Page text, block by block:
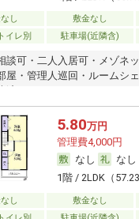
し 敷金なし
イレ別
駐車場(近隣含)
談可・二人入居可・メゾネ
屋・管理人巡回・ルームシ
5.80万円
管理費4,000円
なし
なし
1階 / 2LDK（
し 敷金なし